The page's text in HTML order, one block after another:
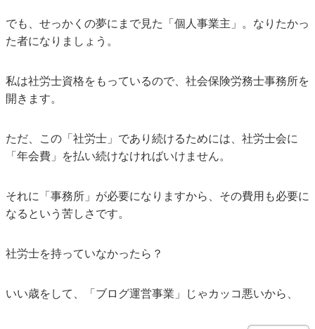
でも、せっかくの夢にまで見た「個人事業主」。なりたかっ
た者になりましょう。
私は社労士資格をもっているので、社会保険労務士事務所を
開きます。
ただ、この「社労士」であり続けるためには、社労士会に
「年会費」を払い続けなければいけません。
それに「事務所」が必要になりますから、その費用も必要に
なるという苦しさです。
社労士を持っていなかったら？
いい歳をして、「ブログ運営事業」じゃカッコ悪いから、